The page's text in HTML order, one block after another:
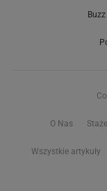
Buzz
O Nas
Wszystkie artykuły